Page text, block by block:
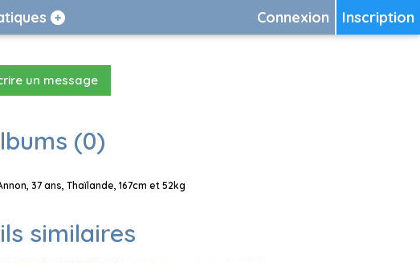
Inscription
Connexion
un message
(0)
37 ans, Thaïlande, 167cm et 52kg
similaires